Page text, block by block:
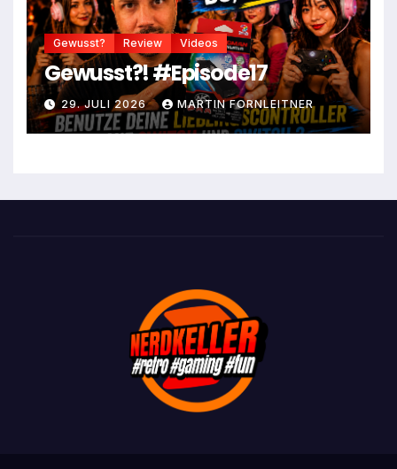
Gewusst? Review Videos
Gewusst?! #Episode17
29. JULI 2026 MARTIN FORNLEITNER